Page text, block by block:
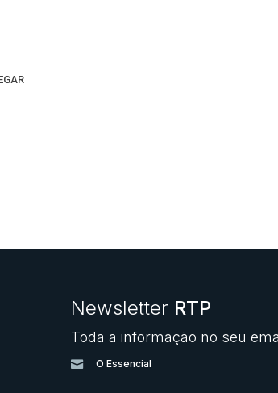
Newsletter RTP
Toda a informação no seu
O Essencial